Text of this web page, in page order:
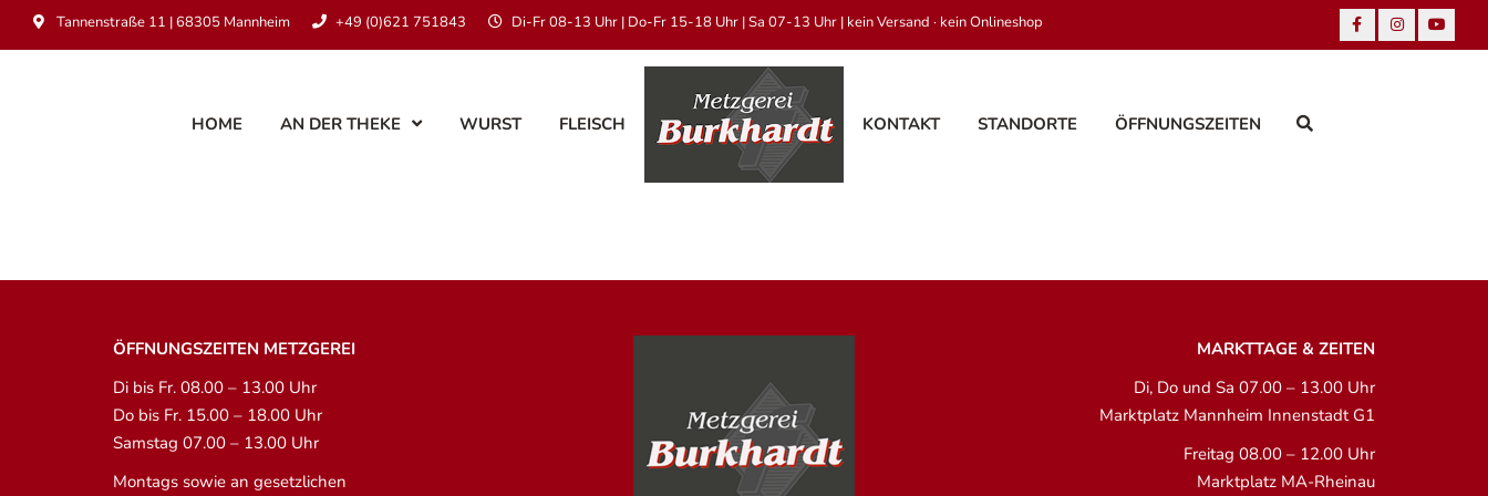
Tannenstraße 11 | 68305 Mannheim +49 (0)621 751843 Di-Fr 08-13 Uhr | Do-Fr 15-18 Uhr | Sa 07-13 Uhr | kein Versand · kein Onlineshop
HOME AN DER THEKE WURST FLEISCH KONTAKT STANDORTE ÖFFNUNGSZEITEN
ÖFFNUNGSZEITEN METZGEREI
Di bis Fr. 08.00 – 13.00 Uhr
Do bis Fr. 15.00 – 18.00 Uhr
Samstag 07.00 – 13.00 Uhr
Montags sowie an gesetzlichen
MARKTTAGE & ZEITEN
Di, Do und Sa 07.00 – 13.00 Uhr
Marktplatz Mannheim Innenstadt G1
Freitag 08.00 – 12.00 Uhr
Marktplatz MA-Rheinau